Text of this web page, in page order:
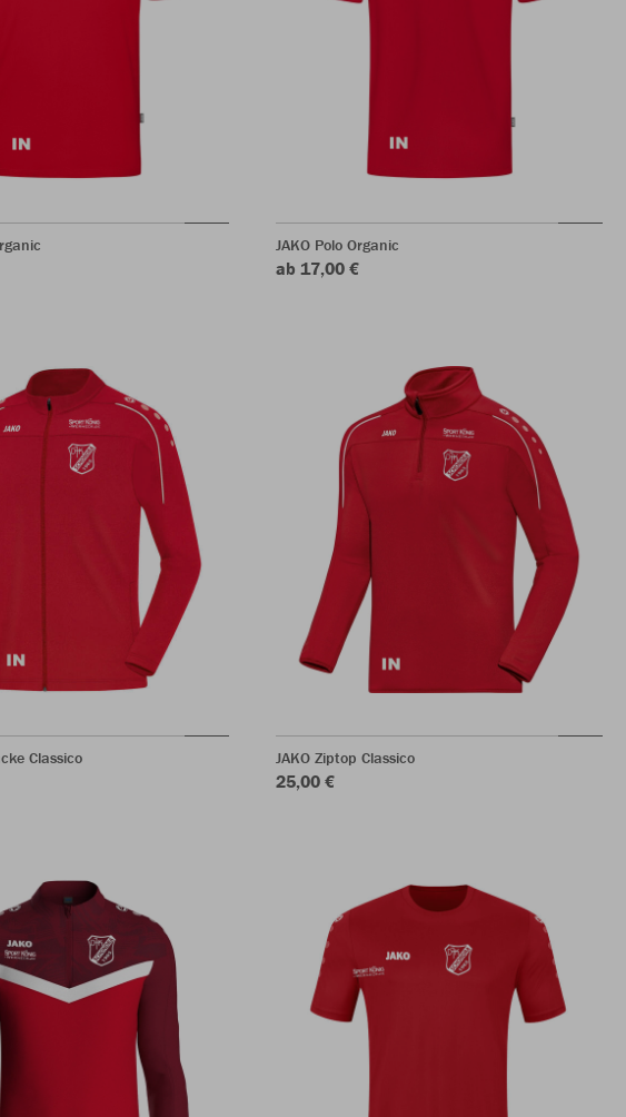
JAKO Polo Organic
ab 17,00 €
Classico JAKO Ziptop Classico
25,00 €